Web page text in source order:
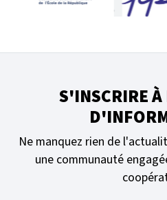
S'INSCRIRE
Ne manquez rien de
une communauté